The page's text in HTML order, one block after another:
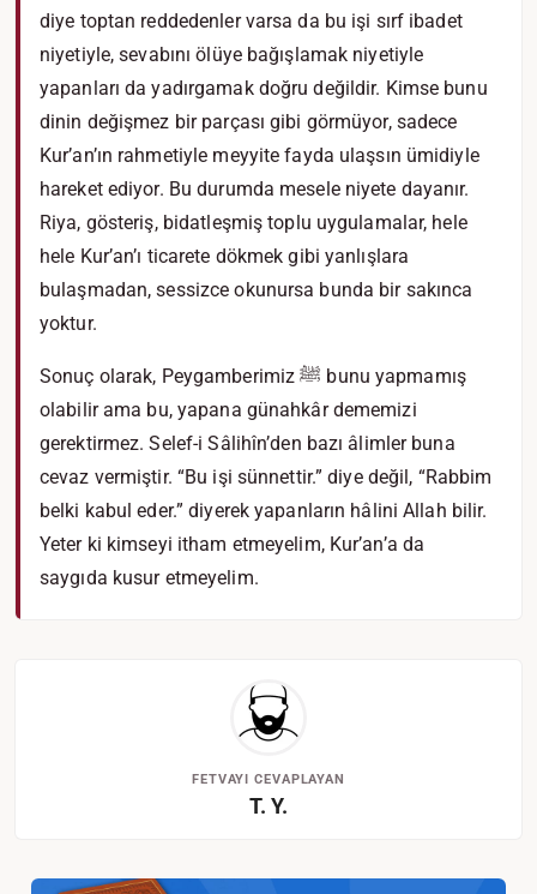
diye toptan reddedenler varsa da bu işi sırf ibadet
niyetiyle, sevabını ölüye bağışlamak niyetiyle
yapanları da yadırgamak doğru değildir. Kimse bunu
dinin değişmez bir parçası gibi görmüyor, sadece
Kur’an’ın rahmetiyle meyyite fayda ulaşsın ümidiyle
hareket ediyor. Bu durumda mesele niyete dayanır.
Riya, gösteriş, bidatleşmiş toplu uygulamalar, hele
hele Kur’an’ı ticarete dökmek gibi yanlışlara
bulaşmadan, sessizce okunursa bunda bir sakınca
yoktur.
Sonuç olarak, Peygamberimiz ﷺ bunu yapmamış
olabilir ama bu, yapana günahkâr dememizi
gerektirmez. Selef-i Sâlihîn’den bazı âlimler buna
cevaz vermiştir. “Bu işi sünnettir.” diye değil, “Rabbim
belki kabul eder.” diyerek yapanların hâlini Allah bilir.
Yeter ki kimseyi itham etmeyelim, Kur’an’a da
saygıda kusur etmeyelim.
FETVAYI CEVAPLAYAN
T. Y.